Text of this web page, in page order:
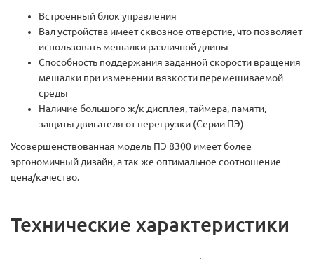
Встроенный блок управления
Вал устройства имеет сквозное отверстие, что позволяет
использовать мешалки различной длины
Способность поддержания заданной скорости вращения
мешалки при изменении вязкости перемешиваемой
среды
Наличие большого ж/к дисплея, таймера, памяти,
защиты двигателя от перегрузки (Серии ПЭ)
Усовершенствованная модель ПЭ 8300 имеет более
эргономичный дизайн, а так же оптимальное соотношение
цена/качество.
Технические характеристики